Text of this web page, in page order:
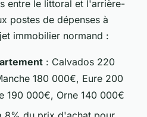
entre le littoral et l'arrière-
postes de dépenses à
immobilier normand :
: Calvados 220
180 000€, Eure 200
190 000€, Orne 140 000€